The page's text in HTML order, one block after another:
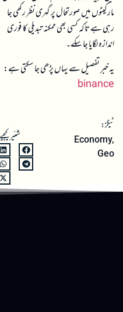
مارکیٹوں میں صورتحال پر گہری نظر رکھی جا
رہی ہے تاکہ کسی بھی ممکنہ تبدیلی کا فوری
اندازہ لگایا جا سکے۔
یہ خبر تفصیل سے یہاں پڑھی جا سکتی ہے:
binance
ٹیگز:
Economy,
Geo
شئیر